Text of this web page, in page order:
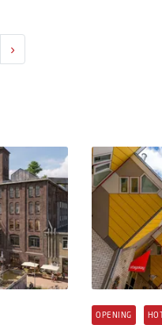
›
OPENING
HM+
bestaat de
wel?
Hotel Karel V in
Onder leiding van
BRANDED
3
Hotel
De rol